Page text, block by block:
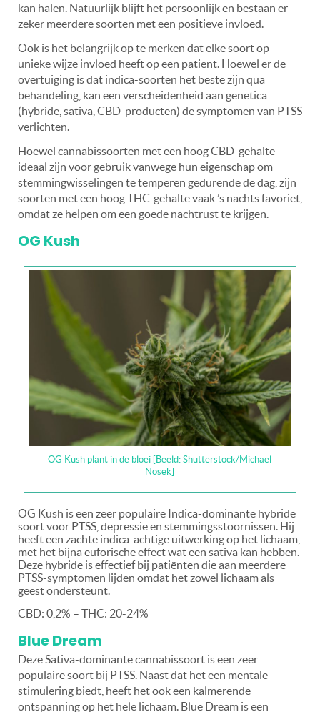
kan halen. Natuurlijk blijft het persoonlijk en bestaan er
zeker meerdere soorten met een positieve invloed.
Ook is het belangrijk op te merken dat elke soort op
unieke wijze invloed heeft op een patiënt. Hoewel er de
overtuiging is dat indica-soorten het beste zijn qua
behandeling, kan een verscheidenheid aan genetica
(hybride, sativa, CBD-producten) de symptomen van PTSS
verlichten.
Hoewel cannabissoorten met een hoog CBD-gehalte
ideaal zijn voor gebruik vanwege hun eigenschap om
stemmingwisselingen te temperen gedurende de dag, zijn
soorten met een hoog THC-gehalte vaak ’s nachts favoriet,
omdat ze helpen om een goede nachtrust te krijgen.
OG Kush
OG Kush plant in de bloei [Beeld: Shutterstock/Michael
Nosek]
OG Kush is een zeer populaire Indica-dominante hybride
soort voor PTSS, depressie en stemmingsstoornissen. Hij
heeft een zachte indica-achtige uitwerking op het lichaam,
met het bijna euforische effect wat een sativa kan hebben.
Deze hybride is effectief bij patiënten die aan meerdere
PTSS-symptomen lijden omdat het zowel lichaam als
geest ondersteunt.
CBD: 0,2% – THC: 20-24%
Blue Dream
Deze Sativa-dominante cannabissoort is een zeer
populaire soort bij PTSS. Naast dat het een mentale
stimulering biedt, heeft het ook een kalmerende
ontspanning op het hele lichaam. Blue Dream is een